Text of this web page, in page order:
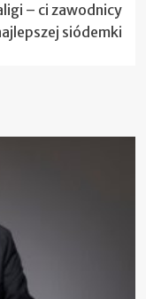
– ci zawodnicy
siódemki